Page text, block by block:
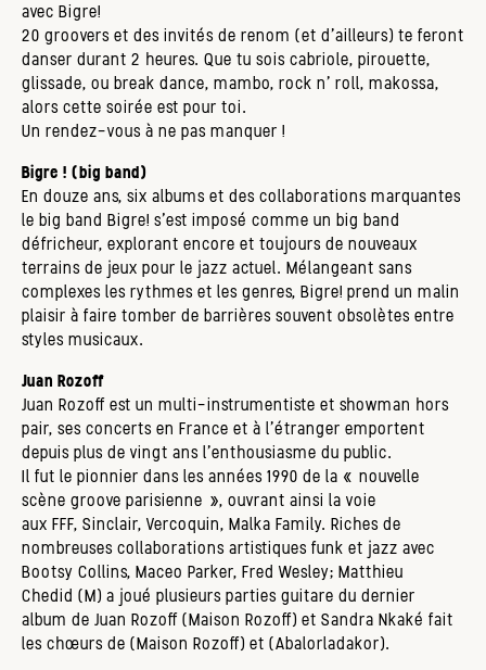
avec Bigre!
20 groovers et des invités de renom (et d'ailleurs) te feront
danser durant 2 heures. Que tu sois cabriole, pirouette,
glissade, ou break dance, mambo, rock n' roll, makossa,
alors cette soirée est pour toi.
Un rendez-vous à ne pas manquer !
Bigre ! (big band)
En douze ans, six albums et des collaborations marquantes
le big band Bigre! s’est imposé comme un big band
défricheur, explorant encore et toujours de nouveaux
terrains de jeux pour le jazz actuel. Mélangeant sans
complexes les rythmes et les genres, Bigre! prend un malin
plaisir à faire tomber de barrières souvent obsolètes entre
styles musicaux.
Juan Rozoff
Juan Rozoff est un multi-instrumentiste et showman hors
pair, ses concerts en France et à l'étranger emportent
depuis plus de vingt ans l'enthousiasme du public.
Il fut le pionnier dans les années 1990 de la « nouvelle
scène groove parisienne », ouvrant ainsi la voie
aux FFF, Sinclair, Vercoquin, Malka Family. Riches de
nombreuses collaborations artistiques funk et jazz avec
Bootsy Collins, Maceo Parker, Fred Wesley; Matthieu
Chedid (M) a joué plusieurs parties guitare du dernier
album de Juan Rozoff (Maison Rozoff) et Sandra Nkaké fait
les chœurs de (Maison Rozoff) et (Abalorladakor).